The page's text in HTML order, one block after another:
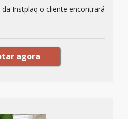
Instplaq o cliente encontrará
agora